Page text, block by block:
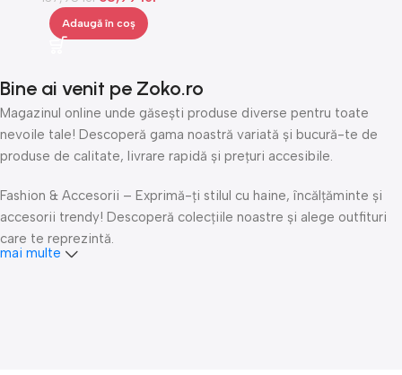
Adaugă în coș
Bine ai venit pe Zoko.ro
Magazinul online unde găsești produse diverse pentru toate
nevoile tale! Descoperă gama noastră variată și bucură-te de
produse de calitate, livrare rapidă și prețuri accesibile.
Fashion & Accesorii – Exprimă-ți stilul cu haine, încălțăminte și
accesorii trendy! Descoperă colecțiile noastre și alege outfituri
care te reprezintă.
mai multe